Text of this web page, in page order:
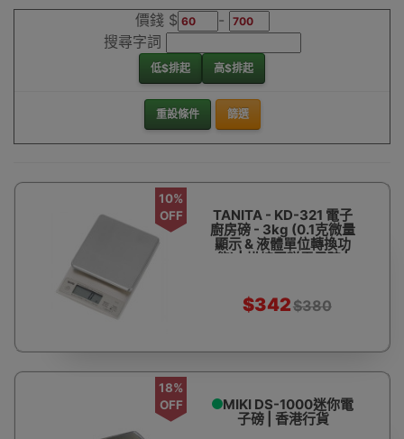
港代理行貨，總有
一款岩你心水。多
款食物電子磅現貨
Outlet Express HK
價錢 $
-
搜尋字詞
低$排起 高$排起
重設條件 篩選
10%
OFF
TANITA - KD-321 電子
廚房磅 - 3kg (0.1克微量
顯示 & 液體單位轉換功
能) | 烘焙蛋糕電子磅 |
$342$380
18%
OFF
MIKI DS-1000迷你電
子磅 | 香港行貨